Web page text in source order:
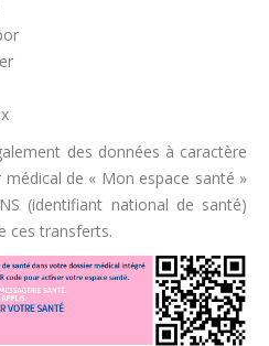
des données à caractère
de « Mon espace santé »
(identifiant national de santé)
ces transferts.